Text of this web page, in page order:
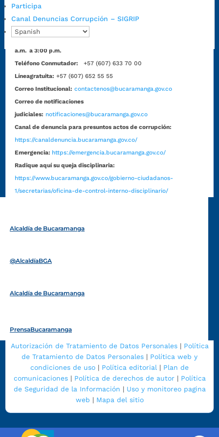
Participa
Canal Denuncias Corrupción – SIGRIP
Dirección:Carrera 12 #16N-84 del barrio Kennedy.
Horario habitual de lunes a viernes en
a.m. a 3:00 p.m.
Teléfono Conmutador:
+57 (607) 633 70 00
Líneagratuita: +57 (607) 652 55 55
Correo Institucional: contactenos@bucaramanga.gov.co
Correo de notificaciones
judiciales: notificaciones@bucaramanga.gov.co
Canal de denuncia para presuntos actos de corrupción:
https://canaldenuncia.bucaramanga.gov.co/
Emergencia: https://emergencia.bucaramanga.gov.co/
Radique aquí su queja disciplinaria:
https://www.bucaramanga.gov.co/gobierno-ciudadanos-
1/secretarias/oficina-de-control-interno-disciplinario/
Alcaldía de Bucaramanga
@AlcaldíaBGA
Alcaldía de Bucaramanga
PrensaBucaramanga
Autorización de Tratamiento de Datos Personales| Política
de Tratamiento de Datos Personales | Política web y
condiciones de uso | Política editorial | Plan de
comunicaciones| Política de derechos de autor| Política
de Seguridad de la Información | Uso y monitoreo pagina
web | Mapa del sitio